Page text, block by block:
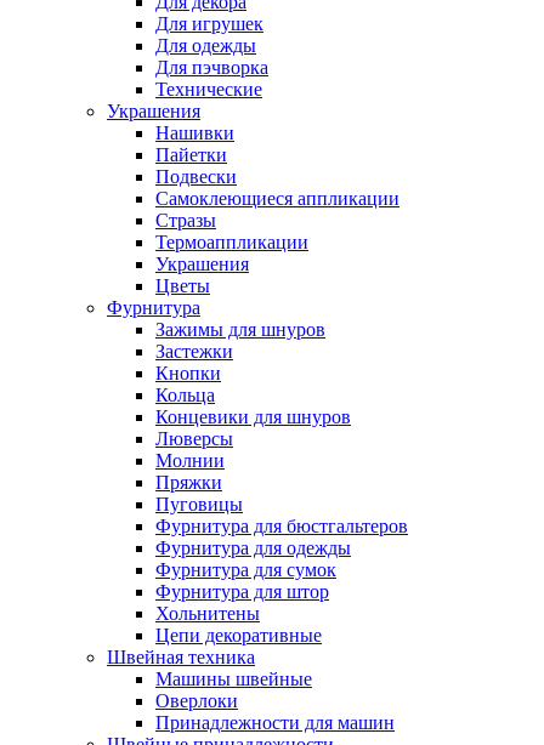
Для игрушек
Для одежды
Для пэчворка
Технические
Украшения
Нашивки
Пайетки
Подвески
Самоклеющиеся аппликации
Стразы
Термоаппликации
Украшения
Цветы
Фурнитура
Зажимы для шнуров
Застежки
Кнопки
Кольца
Концевики для шнуров
Люверсы
Молнии
Пряжки
Пуговицы
Фурнитура для бюстгальтеров
Фурнитура для одежды
Фурнитура для сумок
Фурнитура для штор
Хольнитены
Цепи декоративные
Швейная техника
Машины швейные
Оверлоки
Принадлежности для машин